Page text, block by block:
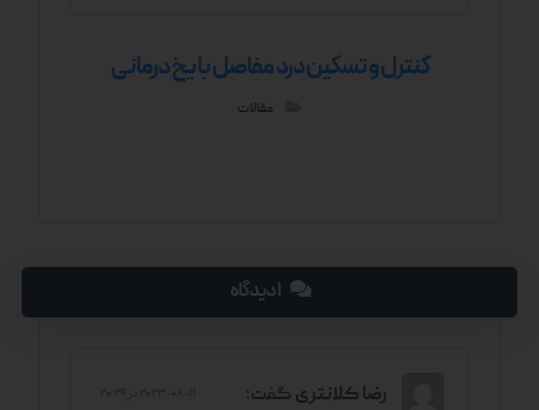
کنترل و تسکین درد مفاصل با یخ درمانی
مقالات
۱ دیدگاه
رضا کلانتری گفت: